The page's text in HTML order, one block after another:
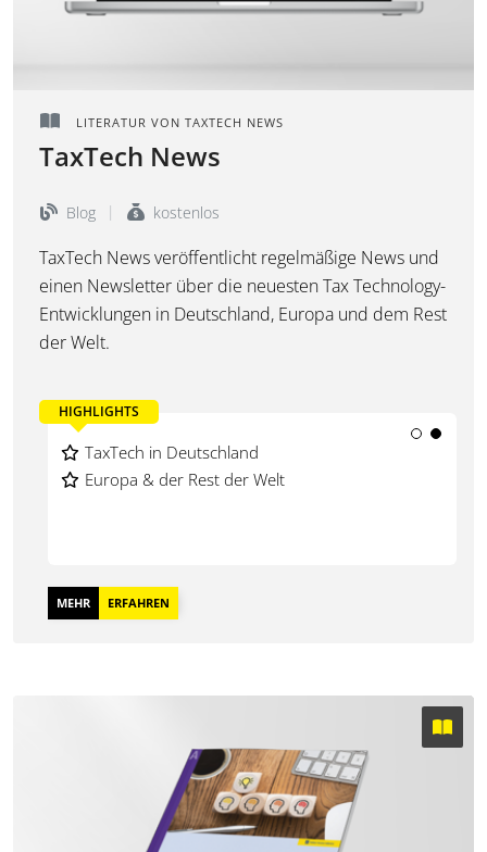
LITERATUR VON TAXTECH NEWS
TaxTech News
Blog kostenlos
TaxTech News veröffentlicht regelmäßige News und
einen Newsletter über die neuesten Tax Technology-
Entwicklungen in Deutschland, Europa und dem Rest
der Welt.
HIGHLIGHTS
Newsletter: TaxTech News
Tagesaktuell auf LinkedIn
TaxTech in Deutschland
Europa & der Rest der Welt
MEHR ERFAHREN